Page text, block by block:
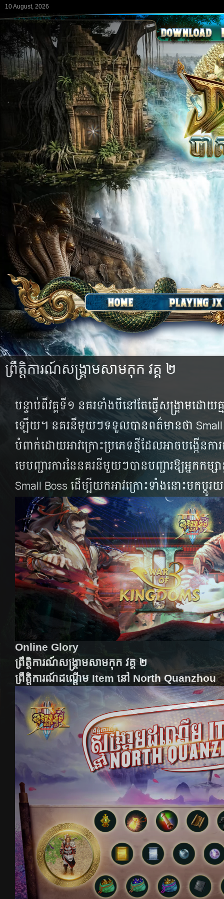
10 August, 2026
ព្រឹត្តិការណ៍សង្រ្គាមសាមកុក វគ្គ ២
បន្ទាប់ពីវគ្គទី១ នគរទាំងបីនៅតែធ្វើសង្គ្រាមដោយ
ឡើយ។ នគរនីមួយៗទទួលបានពត៌មានថា
បំពាក់ដោយអាវក្រោះប្រភេទថ្មីដែលអាចបង្កើនកា
មេបញ្ជារការនៃនគរនីមួយៗបានបញ្ជារឱ្យអ្នកកម្
Small Boss ដើម្បីយកអាវក្រោះទាំងនោះមកប្តូរ
Online Glory
ព្រឹត្តិការណ៍សង្រ្គាមសាមកុក វគ្គ ២
ព្រឹត្តិការណ៍ដណ្តេីម Item នៅ North Quanzhou